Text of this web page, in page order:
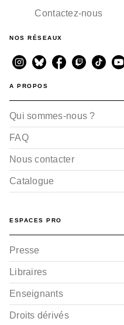
Contactez-nous
NOS RÉSEAUX
A PROPOS
Qui sommes-nous ?
FAQ
Nous contacter
Catalogue
ESPACES PRO
Presse
Libraires
Enseignants
Droits dérivés